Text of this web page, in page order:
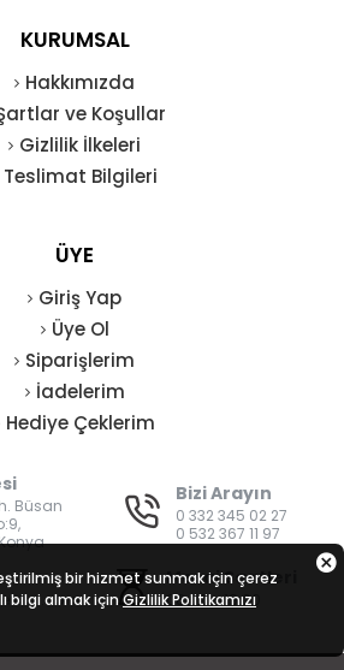
KURUMSAL
Hakkımızda
ve Koşullar
Gizlilik İlkeleri
Teslimat Bilgileri
ÜYE
Giriş Yap
Üye Ol
Siparişlerim
İadelerim
Hediye Çeklerim
Büsan
Bizi Arayın
0 332 345 02 27
0 532 367 11 97
Mesai Saatleri
08:00 - 19:00
bir hizmet sunmak için çerez
bilgi almak için Gizlilik Politikamızı